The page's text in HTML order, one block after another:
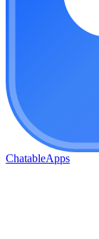
ChatableApps